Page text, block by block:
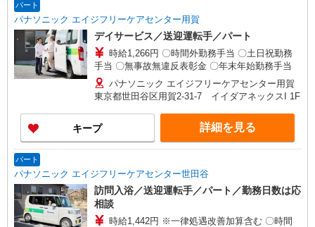
パート
パナソニック エイジフリーケアセンター用賀
デイサービス／送迎運転手／パート
時給1,266円 〇時間外勤務手当 〇土日祝勤務
手当 〇無事故無違反表彰金 〇年末年始勤務手当
パナソニック エイジフリーケアセンター用賀
東京都世田谷区用賀2-31-7 イイダアネックスI 1F
キープ 詳細を見る
パート
パナソニック エイジフリーケアセンター世田谷
訪問入浴／送迎運転手／パート／勤務日数は応
相談
時給1,442円 ※一律処遇改善加算含む 〇時間